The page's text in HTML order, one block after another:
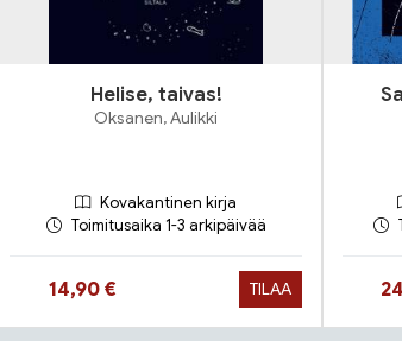
Helise, taivas!
Oksanen, Aulikki
Kovakantinen kirja
Toimitusaika 1-3 arkipäivää
Hinta nyt
14,90 € TILAA